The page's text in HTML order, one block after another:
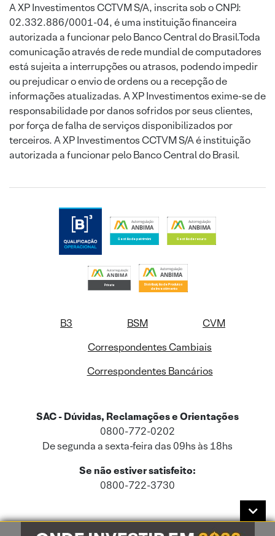
A XP Investimentos CCTVM S/A, inscrita sob o CNPJ:
02.332.886/0001-04, é uma instituição financeira
autorizada a funcionar pelo Banco Central do Brasil.Toda
comunicação através de rede mundial de computadores
está sujeita a interrupções ou atrasos, podendo impedir
ou prejudicar o envio de ordens ou a recepção de
informações atualizadas. A XP Investimentos exime-se de
responsabilidade por danos sofridos por seus clientes,
por força de falha de serviços disponibilizados por
terceiros. A XP Investimentos CCTVM S/A é instituição
autorizada a funcionar pelo Banco Central do Brasil.
B3 BSM
CVM
Correspondentes Cambiais
Correspondentes Bancários
SAC - Dúvidas, Reclamações e Orientações
0800-772-0202
De segunda a sexta-feira das 09hs às 18hs
Se não estiver satisfeito:
0800-722-3730